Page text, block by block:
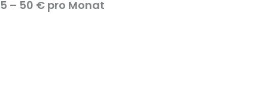
5 – 50 € pro Monat